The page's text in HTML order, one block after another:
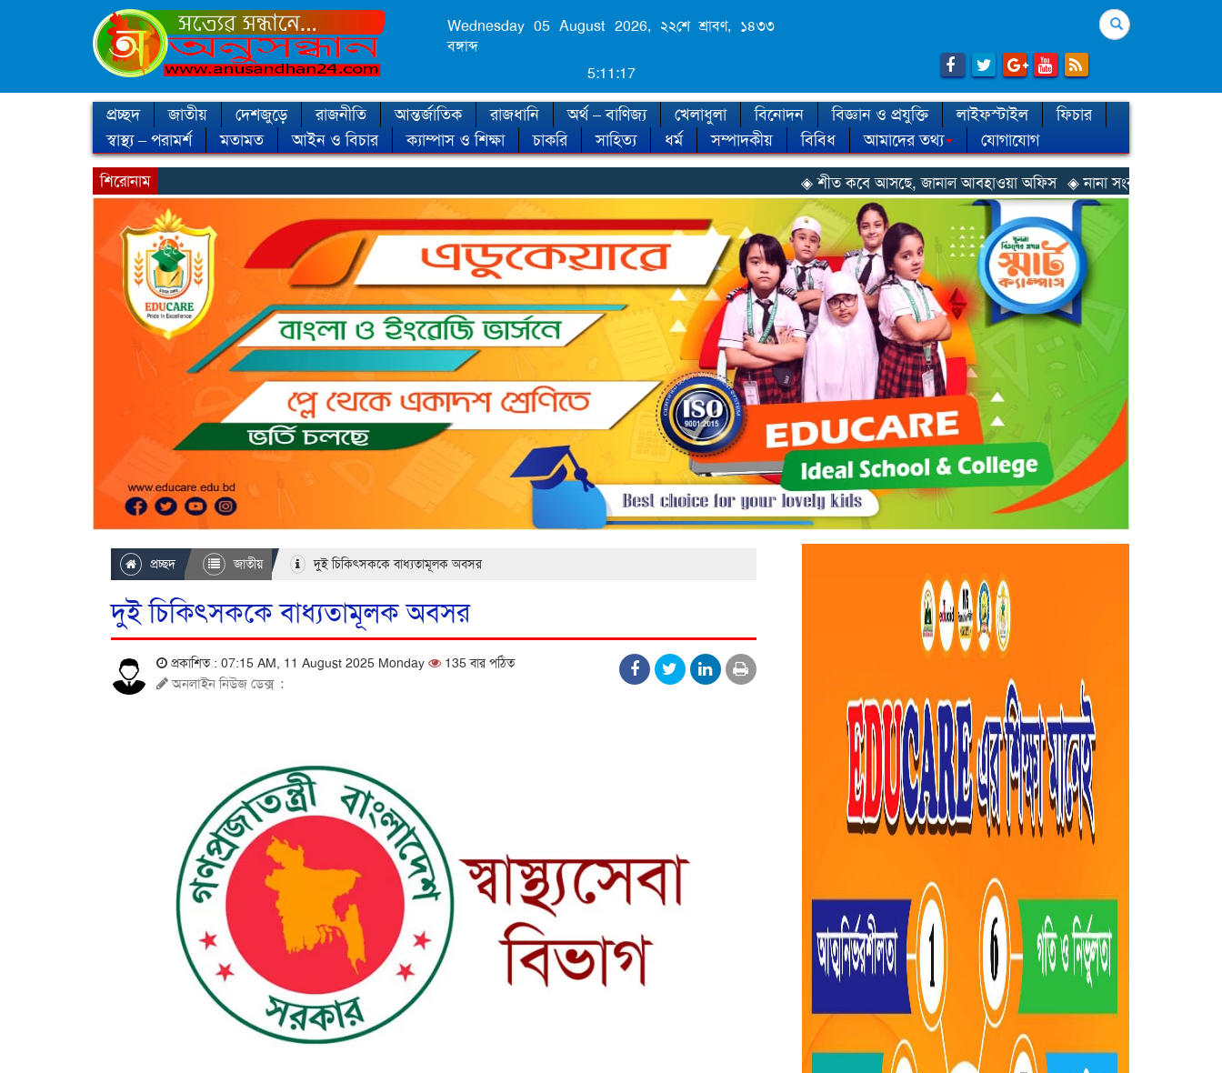
Wednesday 05 August 2026, ২২শে শ্রাবণ, ১৪৩৩
বঙ্গাব্দ
5:11:19
Search
প্রচ্ছদ জাতীয় দেশজুড়ে রাজনীতি আন্তর্জাতিক রাজধানি অর্থ – বাণিজ্য খেলাধুলা বিনোদন বিজ্ঞান ও প্রযুক্তি লাইফস্টাইল
ফিচার
স্বাস্থ্য – পরামর্শ
মতামত আইন ও বিচার ক্যাম্পাস ও শিক্ষা চাকরি সাহিত্য ধর্ম সম্পাদকীয় বিবিধ আমাদের তথ্য যোগাযোগ
শিরোনাম ◈ শীত কবে আসছে, জানাল আবহাওয়া অফিস ◈ নানা সংকটে রিক্রুটিং এজেন্সি, হুমকির মুখে
প্রচ্ছদ জাতীয় দুই চিকিৎসককে বাধ্যতামূলক অবসর
দুই চিকিৎসককে বাধ্যতামূলক অবসর
প্রকাশিত : 07:15 AM, 11 August 2025 Monday 135 বার পঠিত
অনলাইন নিউজ ডেক্স :